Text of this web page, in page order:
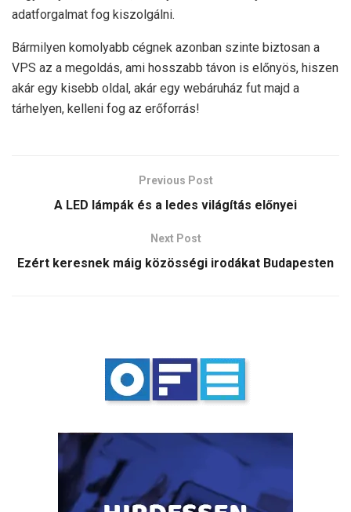
adatforgalmat fog kiszolgálni.
Bármilyen komolyabb cégnek azonban szinte biztosan a
VPS az a megoldás, ami hosszabb távon is előnyös, hiszen
akár egy kisebb oldal, akár egy webáruház fut majd a
tárhelyen, kelleni fog az erőforrás!
Previous Post
A LED lámpák és a ledes világítás előnyei
Next Post
Ezért keresnek máig közösségi irodákat Budapesten